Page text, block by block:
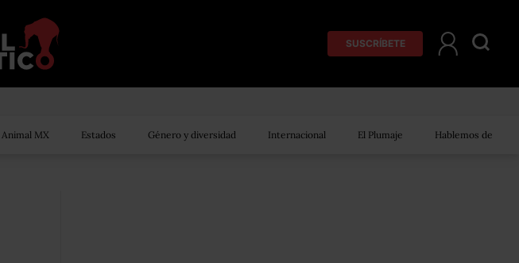
SUSCRÍBETE
Animal MX Estados Género y diversidad Internacional El Plumaje Hablemos de